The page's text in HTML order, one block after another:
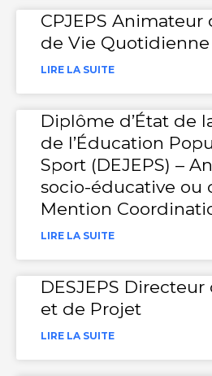
CPJEPS Animateur
de Vie Quotidienne
LIRE LA SUITE
Diplôme d’État de
de l’Éducation
Sport (DEJEPS) –
socio-éducative ou
Mention
LIRE LA SUITE
DESJEPS
et de Projet
LIRE LA SUITE